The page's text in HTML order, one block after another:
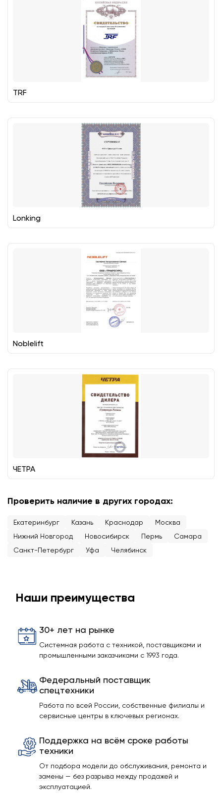
TRF
Lonking
Noblelift
ЧЕТРА
Проверить наличие в других городах:
Екатеринбург Казань Краснодар
Москва
Нижний Новгород
Новосибирск Пермь
Самара
Санкт-Петербург
Уфа Челябинск
Наши преимущества
30+ лет на рынке
Системная работа с техникой, поставщиками и
промышленными заказчиками с 1993 года.
Федеральный поставщик
спецтехники
Работа по всей России, собственные филиалы и
сервисные центры в ключевых регионах.
Поддержка на всём сроке работы
техники
От подбора модели до обслуживания, ремонта и
замены — без разрыва между продажей и
эксплуатацией.